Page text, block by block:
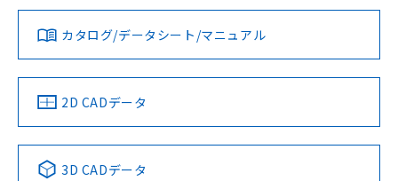
ダウンロードデータをご利用いただく前に、以下を必ずお読
みください。
ソフトウェアの使用条件
対応済み
中国 RoHS 注意事項・凡例
LR型式承認
（イギリス
船舶規格）
DNV型式承認
（ノルウェー
BV型式承認
（フランス
KR型式
（韓国
No No No No
カタログ/データシート/マニュアル
2D CADデータ
3D CADデータ